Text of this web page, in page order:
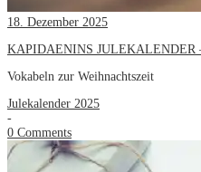
18. Dezember 2025
KAPIDAENINS JULEKALENDER
Vokabeln zur Weihnachtszeit
Julekalender 2025
-
0 Comments